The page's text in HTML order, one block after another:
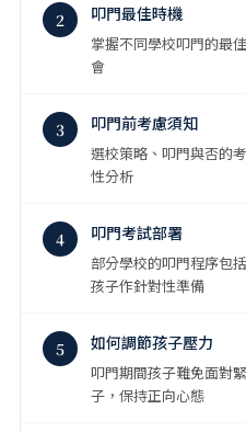
2 叩門最佳時機
掌握不同學校叩門的最
會
3 叩門前考慮須知
選校策略、叩門與否的
性分析
4 叩門考試部署
部分學校的叩門程序包
孩子作針對性準備
5 如何調節孩子壓力
叩門期間孩子難免面對
子，保持正向心態